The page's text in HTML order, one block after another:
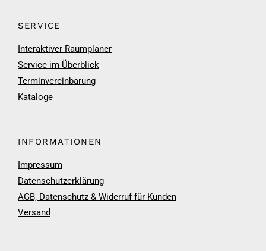
SERVICE
Interaktiver Raumplaner
Service im Überblick
Terminvereinbarung
Kataloge
INFORMATIONEN
Impressum
Datenschutzerklärung
AGB, Datenschutz & Widerruf für Kunden
Versand